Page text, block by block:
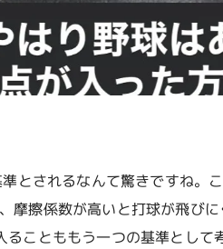
とされるなんて驚きですね
摩擦係数が高いと打球が飛び
ことももう一つの基準として